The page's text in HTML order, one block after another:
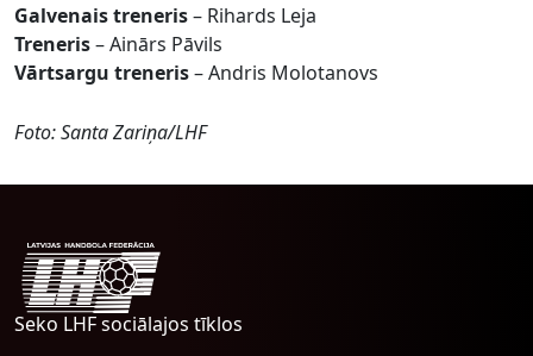
Galvenais treneris– Rihards Leja
Treneris– Ainārs Pāvils
Vārtsargu treneris– Andris Molotanovs
Foto: Santa Zariņa/LHF
Seko LHF sociālajos tīklos